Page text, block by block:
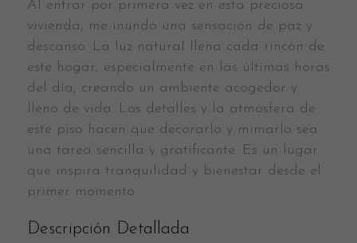
Al entrar por primera vez en esta preciosa
vivienda, me inundó una sensación de paz y
descanso. La luz natural llena cada rincón de
este hogar, especialmente en las últimas horas
del día, creando un ambiente acogedor y
lleno de vida. Los detalles y la atmósfera de
este piso hacen que decorarlo y mimarlo sea
una tarea sencilla y gratificante. Es un lugar
que inspira tranquilidad y bienestar desde el
primer momento.
Descripción Detallada